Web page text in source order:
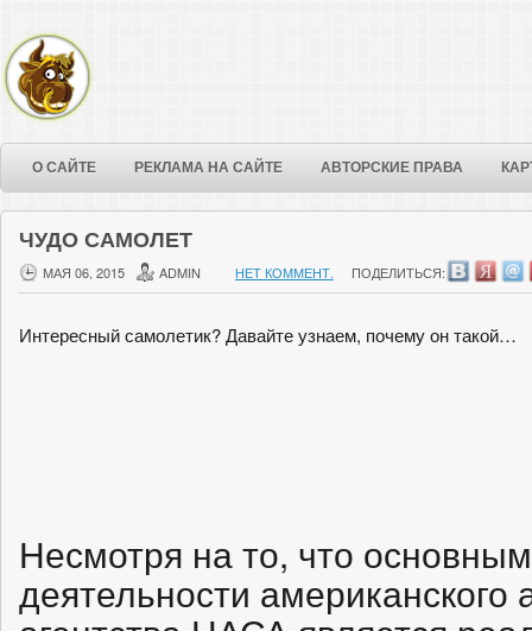
О САЙТЕ РЕКЛАМА НА САЙТЕ АВТОРСКИЕ ПРАВА
ЧУДО САМОЛЕТ
МАЯ 06, 2015 ADMIN НЕТ КОММЕНТ. ПОДЕЛИТЬСЯ:
Интересный самолетик? Давайте узнаем, почему он такой…
Несмотря на то, что
деятельности американского